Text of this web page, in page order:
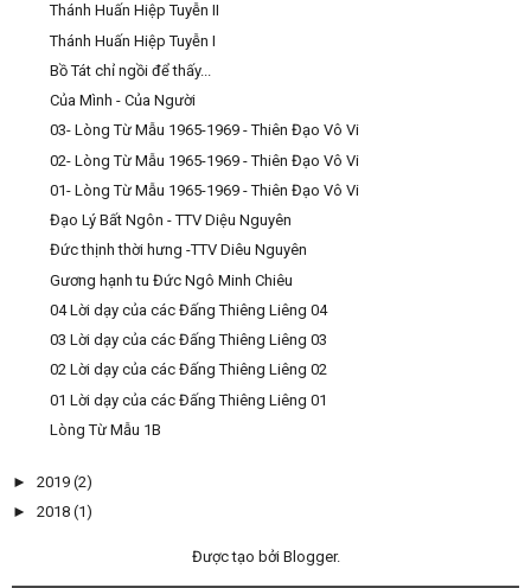
Thánh Huấn Hiệp Tuyễn II
Thánh Huấn Hiệp Tuyễn I
Bồ Tát chỉ ngồi để thấy...
Của Mình - Của Người
03- Lòng Từ Mẫu 1965-1969 - Thiên Đạo Vô Vi
02- Lòng Từ Mẫu 1965-1969 - Thiên Đạo Vô Vi
01- Lòng Từ Mẫu 1965-1969 - Thiên Đạo Vô Vi
Đạo Lý Bất Ngôn - TTV Diệu Nguyên
Đức thịnh thời hưng -TTV Diêu Nguyên
Gương hạnh tu Đức Ngô Minh Chiêu
04 Lời dạy của các Đấng Thiêng Liêng 04
03 Lời dạy của các Đấng Thiêng Liêng 03
02 Lời dạy của các Đấng Thiêng Liêng 02
01 Lời dạy của các Đấng Thiêng Liêng 01
Lòng Từ Mẫu 1B
► 2019 (2)
► 2018 (1)
Được tạo bởi Blogger.